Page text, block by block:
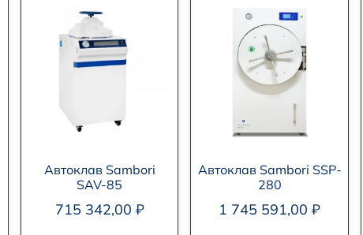
Автоклав Sambori
SAV-85
715 342,00 ₽
Автоклав Sambori SSP-
280
1 745 591,00₽